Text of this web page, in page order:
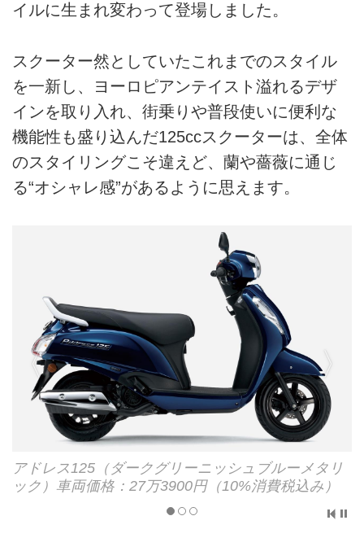
イルに生まれ変わって登場しました。
スクーター然としていたこれまでのスタイル
を一新し、ヨーロピアンテイスト溢れるデザ
インを取り入れ、街乗りや普段使いに便利な
機能性も盛り込んだ125ccスクーターは、全体
のスタイリングこそ違えど、蘭や薔薇に通じ
る“オシャレ感”があるように思えます。
アドレス125（ダークグリーニッシュブルーメタリ
ック）車両価格：27万3900円（10%消費税込み）